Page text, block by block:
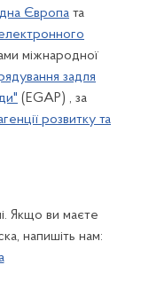
Європа та
міжнародної
задля
(EGAP) , за
розвитку та
Якщо ви маєте
напишіть нам: